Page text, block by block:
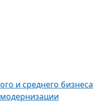
и среднего бизнеса